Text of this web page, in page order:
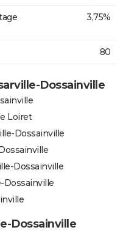
3,75%
80
Dossainville
Loiret
Dossainville
Dossainville
Dossainville
Dossainville